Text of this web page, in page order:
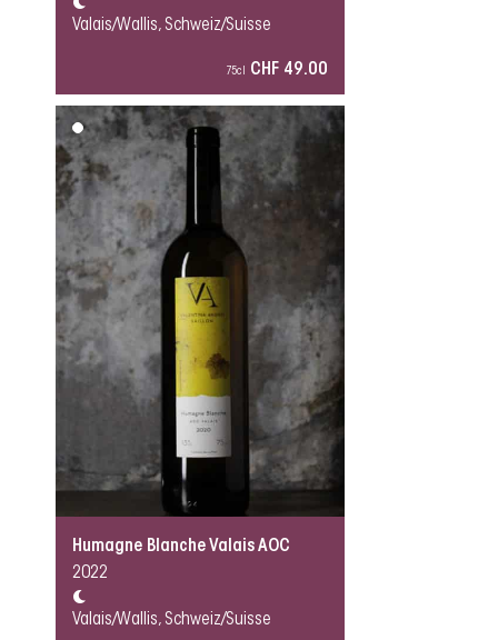
Valais/Wallis, Schweiz/Suisse
75cl CHF 49.00
Humagne Blanche Valais AOC
2022
Valais/Wallis, Schweiz/Suisse